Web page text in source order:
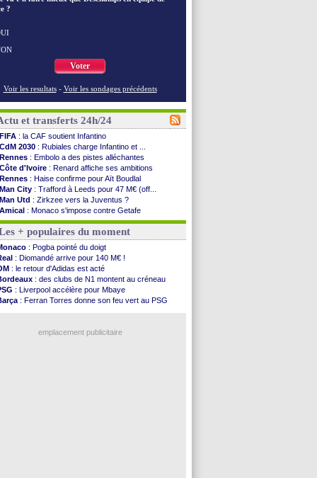
?
Voter
Voir les resultats - Voir les sondages précédents
et transferts 24h/24
FIFA : la CAF soutient Infantino
CdM 2030 : Rubiales charge Infantino et ...
Rennes : Embolo a des pistes alléchantes
Côte d'Ivoire : Renard affiche ses ambitions
Rennes : Haise confirme pour Aït Boudlal
Man City : Trafford à Leeds pour 47 M€ (off...
Man Utd : Zirkzee vers la Juventus ?
Amical : Monaco s'impose contre Getafe
Nantes: Der Zakarian et sa relation avec Kita
OM: le club prêt à libérer Kondogbia ?
Monaco: le message touchant d'Akliouche
FIFA: Tebas en remet une couche
FIFA : l'UEFA maintient la pression
PSG: Tebas encense Luis Enrique
Real: Vinicius jusqu'en 2032 (officiel)
Lyon: Mangala va rejoindre Getafe
OM: une offre refusée pour Aguerd
: Akliouche a signé (officiel)
+ populaires du moment
: Pogba pointé du doigt
: Diomandé arrive pour 140 M€ !
: le retour d'Adidas est acté
: des clubs de N1 montent au créneau
: Liverpool accélère pour Mbaye
: Ferran Torres donne son feu vert au PSG
emplacement publicitaire